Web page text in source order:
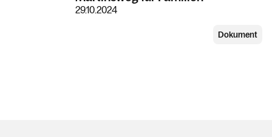
29.10.2024
Dokument